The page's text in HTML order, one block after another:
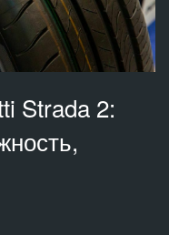
Strada 2: